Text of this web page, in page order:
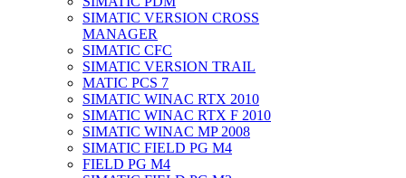
SIMATIC VERSION CROSS
MANAGER
SIMATIC CFC
SIMATIC VERSION TRAIL
MATIC PCS 7
SIMATIC WINAC RTX 2010
SIMATIC WINAC RTX F 2010
SIMATIC WINAC MP 2008
SIMATIC FIELD PG M4
FIELD PG M4